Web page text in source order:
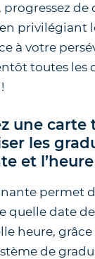
progressez
privilégiant
à votre
toutes les
une carte
les
et l’heure
permet
quelle date de
heure,
de